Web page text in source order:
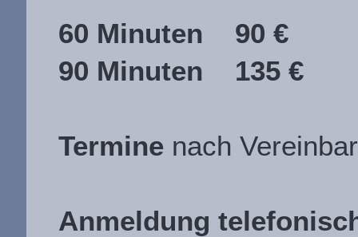
60 Minuten 90 €
90 Minuten 135 €
Terminenach
Anmeldung